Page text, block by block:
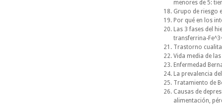
menores de 5:
Grupo de riesgo
Por qué en los
Las 3 fases del
transferrina-
Trastorno
Vida media de
Enfermedad
La prevalencia
Tratamiento de
Causas de
alimentación,